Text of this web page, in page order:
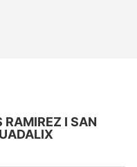
RAMIREZ I SAN